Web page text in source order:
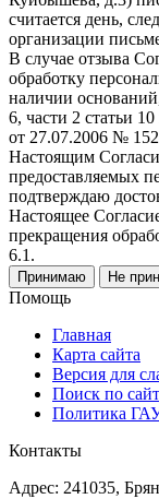
считается день,
организации
В случае отзыва
обработку
наличии
6, части 2 статьи
от 27.07.2006 №
Настоящим
предоставляемых
подтверждаю
Настоящее
прекращения
6.1.
Принимаю Не
Помощь
Главная
Карта сайта
Версия для
Поиск по
Политика
Контакты
Адрес: 241035,